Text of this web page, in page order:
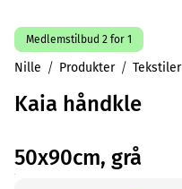
Medlemstilbud 2 for 1
Nille Produkter Tekstiler
Kaia håndkle
50x90cm, grå